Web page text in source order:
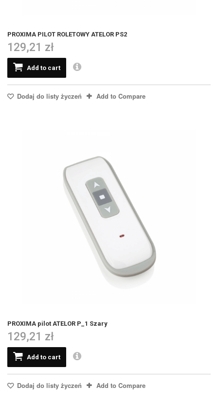
PROXIMA PILOT ROLETOWY ATELOR PS2
129,21 zł
Add to cart
Dodaj do listy życzeń Add to Compare
PROXIMA pilot ATELOR P_1 Szary
129,21 zł
Add to cart
Dodaj do listy życzeń Add to Compare